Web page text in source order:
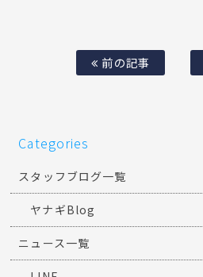
前の記事
Categories
スタッフブログ一覧
ヤナギBlog
ニュース一覧